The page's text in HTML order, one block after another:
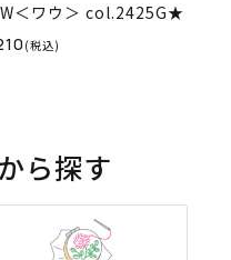
WOW＜ワウ＞ col.2425G★
(税込)
ら探す